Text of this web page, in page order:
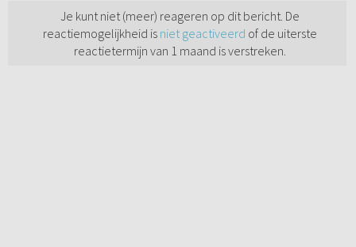
Je kunt niet (meer) reageren op dit bericht. De
reactiemogelijkheid is niet geactiveerd of de uiterste
reactietermijn van 1 maand is verstreken.